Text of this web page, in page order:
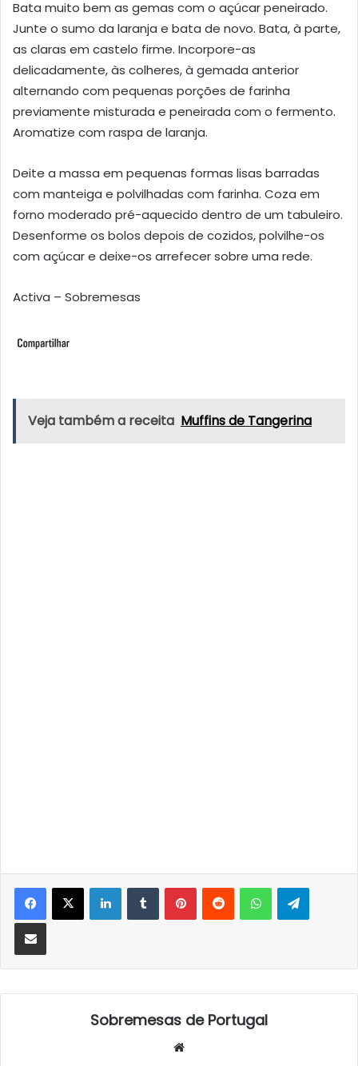
Bata muito bem as gemas com o açúcar peneirado.
Junte o sumo da laranja e bata de novo. Bata, à parte,
as claras em castelo firme. Incorpore-as
delicadamente, às colheres, à gemada anterior
alternando com pequenas porções de farinha
previamente misturada e peneirada com o fermento.
Aromatize com raspa de laranja.
Deite a massa em pequenas formas lisas barradas
com manteiga e polvilhadas com farinha. Coza em
forno moderado pré-aquecido dentro de um tabuleiro.
Desenforme os bolos depois de cozidos, polvilhe-os
com açúcar e deixe-os arrefecer sobre uma rede.
Activa – Sobremesas
Veja também a receita Muffins de Tangerina
LinkedInTumblrPinterestReddit WhatsApp
Partilhar Via Email
Sobremesas de Portugal